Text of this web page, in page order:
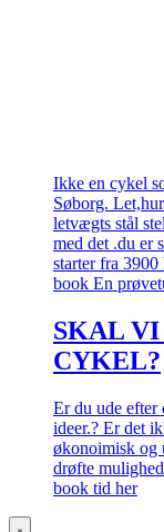
Ikke en cykel
Søborg.
letvægts stål
med det .du er
starter fra
book En
SKAL
CYKEL?
Er du ude efter
ideer.? Er det
økonoimisk og
drøfte
book tid her